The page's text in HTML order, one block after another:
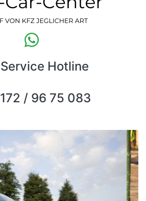
Hotline
/ 96 75 083